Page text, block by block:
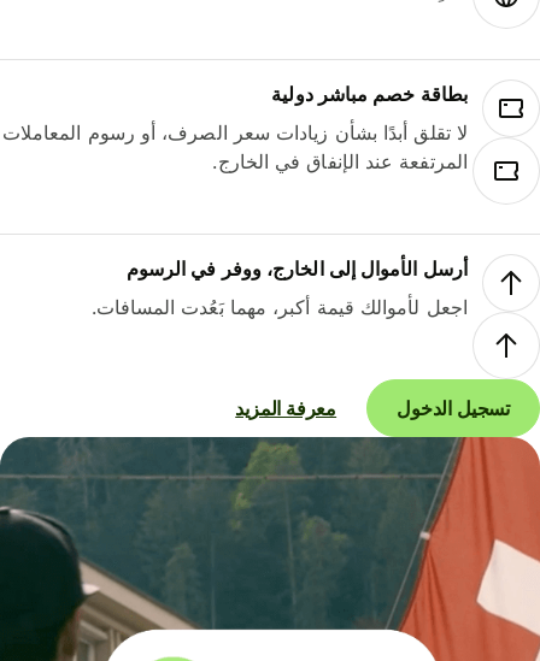
بطاقة خصم مباشر دولية
لا تقلق أبدًا بشأن زيادات سعر الصرف، أو رسوم المعاملات
المرتفعة عند الإنفاق في الخارج.
أرسل الأموال إلى الخارج، ووفر في الرسوم
اجعل لأموالك قيمة أكبر، مهما بَعُدت المسافات.
تسجيل الدخول معرفة المزيد